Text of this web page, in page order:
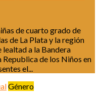
de cuarto grado de
de La Plata y la región
a la Bandera
Republica de los Niños en
el...
Género